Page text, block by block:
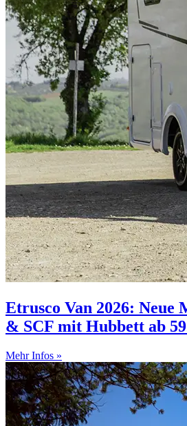
Etrusco Van 2026: Neue
& SCF mit Hubbett ab
Mehr Infos »